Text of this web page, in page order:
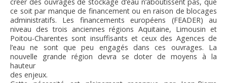
ce soit par manque de financement ou en raison de blocages
administratifs. Les financements européens (FEADER) au
niveau des trois anciennes régions Aquitaine, Limousin et
Poitou-Charentes sont insuffisants et ceux des Agences de
l’eau ne sont que peu engagés dans ces ouvrages. La
nouvelle grande région devra se doter de moyens à la
hauteur
des enjeux.